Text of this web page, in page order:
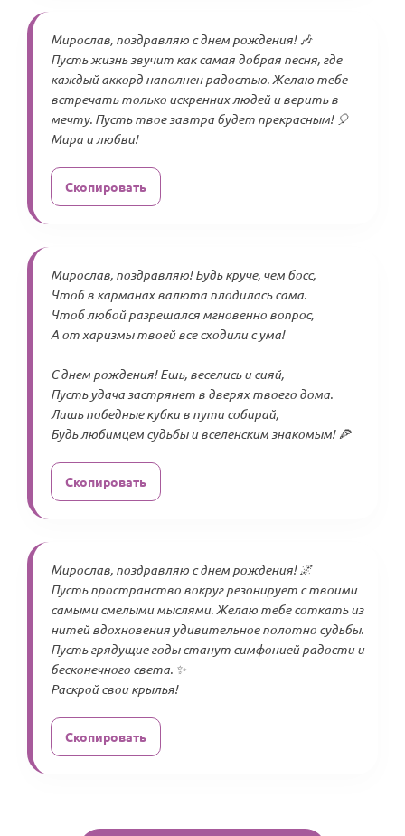
Мирослав, поздравляю с днем рождения! 🎶
Пусть жизнь звучит как самая добрая песня, где
каждый аккорд наполнен радостью. Желаю тебе
встречать только искренних людей и верить в
мечту. Пусть твое завтра будет прекрасным! 🎈
Мира и любви!
Скопировать
Мирослав, поздравляю! Будь круче, чем босс,
Чтоб в карманах валюта плодилась сама.
Чтоб любой разрешался мгновенно вопрос,
А от харизмы твоей все сходили с ума!
С днем рождения! Ешь, веселись и сияй,
Пусть удача застрянет в дверях твоего дома.
Лишь победные кубки в пути собирай,
Будь любимцем судьбы и вселенским знакомым! 🍕
Скопировать
Мирослав, поздравляю с днем рождения! 🌌
Пусть пространство вокруг резонирует с твоими
самыми смелыми мыслями. Желаю тебе соткать из
нитей вдохновения удивительное полотно судьбы.
Пусть грядущие годы станут симфонией радости и
бесконечного света. ✨
Раскрой свои крылья!
Скопировать